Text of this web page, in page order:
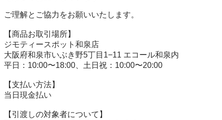
ご理解とご協力をお願いいたします。
【商品お取引場所】
ジモティースポット和泉店
大阪府和泉市いぶき野5丁目1−11 エコール和泉内
平日：10:00〜18:00、土日祝：10:00〜20:00
【⽀払い⽅法】
当日現金払い
【引渡しの対象者について】